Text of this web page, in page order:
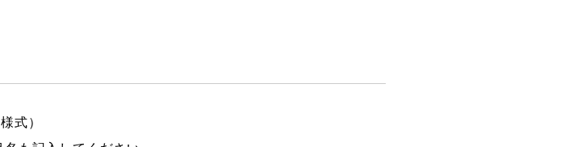
式）